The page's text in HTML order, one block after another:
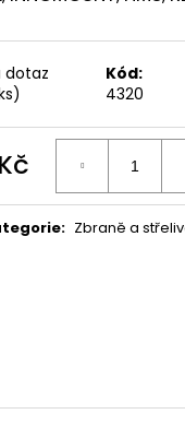
dotaz
Kód:
4320
: Zbraně a